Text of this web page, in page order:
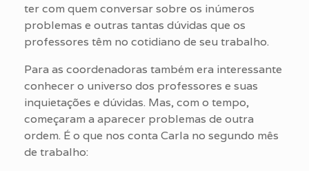
ter com quem conversar sobre os inúmeros
problemas e outras tantas dúvidas que os
professores têm no cotidiano de seu trabalho.
Para as coordenadoras também era interessante
conhecer o universo dos professores e suas
inquietações e dúvidas. Mas, com o tempo,
começaram a aparecer problemas de outra
ordem. É o que nos conta Carla no segundo mês
de trabalho: